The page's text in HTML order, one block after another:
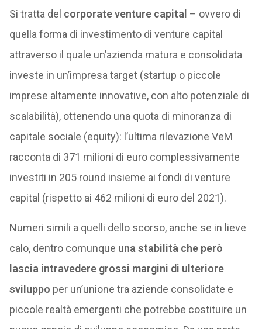
Si tratta del corporate venture capital – ovvero di
quella forma di investimento di venture capital
attraverso il quale un’azienda matura e consolidata
investe in un’impresa target (startup o piccole
imprese altamente innovative, con alto potenziale di
scalabilità), ottenendo una quota di minoranza di
capitale sociale (equity): l’ultima rilevazione VeM
racconta di 371 milioni di euro complessivamente
investiti in 205 round insieme ai fondi di venture
capital (rispetto ai 462 milioni di euro del 2021).
Numeri simili a quelli dello scorso, anche se in lieve
calo, dentro comunque una stabilità che però
lascia intravedere grossi margini di ulteriore
sviluppo per un’unione tra aziende consolidate e
piccole realtà emergenti che potrebbe costituire un